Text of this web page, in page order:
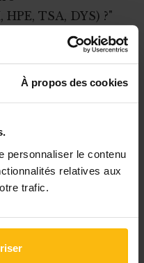
À propos des cookies
personnaliser le contenu
relatives aux
trafic.
TSA, DYS) ?"
:
et Formatrice
2025 14h à 16h